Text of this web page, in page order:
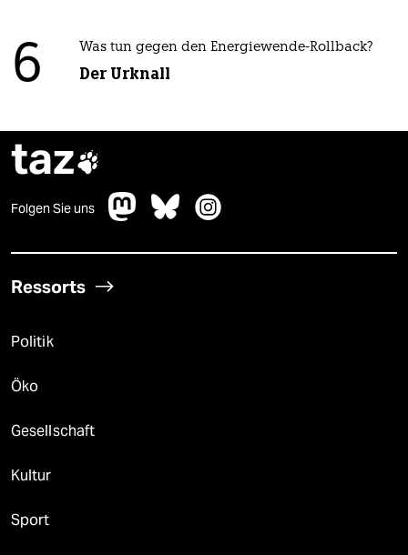
6 Was tun gegen den Energiewende-Rollback?
Der Urknall
taz
Folgen Sie uns
Ressorts
Politik
Öko
Gesellschaft
Kultur
Sport